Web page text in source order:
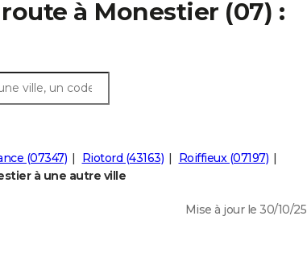
à Monestier (07) :
(07347) Riotord (43163)
Roiffieux (07197)
à une autre ville
Mise à jour le 30/10/25